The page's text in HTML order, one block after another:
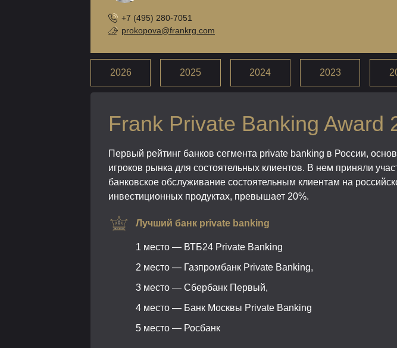
+7 (495) 280-7051
prokopova@frankrg.com
2026 2025 2024 2023
Frank Private Banking Award
Первый рейтинг банков сегмента private banking в России,
игроков рынка для состоятельных клиентов. В нем приняли
банковское обслуживание состоятельным клиентам на
инвестиционных продуктах, превышает 20%.
Лучший банк private banking
1 место — ВТБ24 Private Banking
2 место — Газпромбанк Private Banking,
3 место — Сбербанк Первый,
4 место — Банк Москвы Private Banking
5 место — Росбанк